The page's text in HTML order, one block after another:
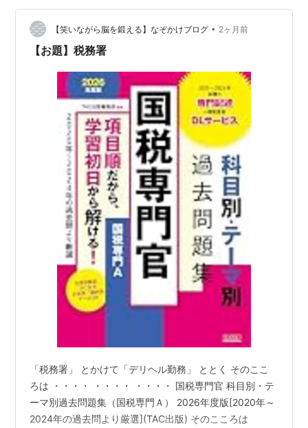
セッションの受付は出来ますので、こちらからDMを下さ
い。LINE風にやり取りができます。…
【笑いながら脳を鍛える】なぞかけブログ • 2ヶ月前
【お題】税務署
「税務署」 とかけて「デリヘル勤務」 ととく そのここ
ろは ・・・・ ・・・・ ・・・・ 国税専門官 科目別・テ
ーマ別過去問題集（国税専門Ａ） 2026年度版[2020年～
2024年の過去問より厳選](TAC出版) そのこころは